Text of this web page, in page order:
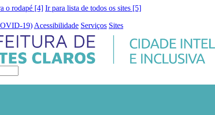
o rodapé [4] Ir para lista de todos os sites [5]
19) Acessibilidade Serviços Sites